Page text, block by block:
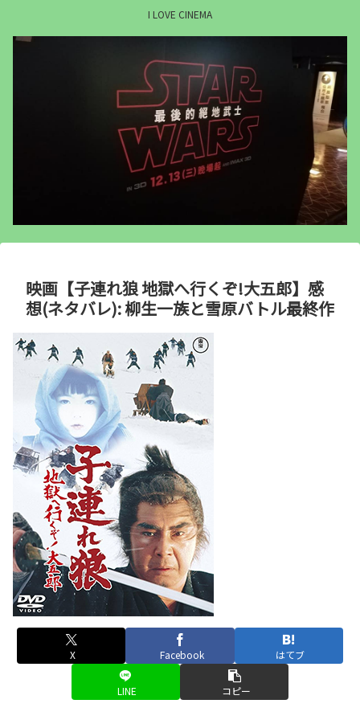
I LOVE CINEMA
映画【子連れ狼 地獄へ行くぞ!大五郎】感
想(ネタバレ): 柳生一族と雪原バトル最終作
X Facebook はてブ
LINE コピー